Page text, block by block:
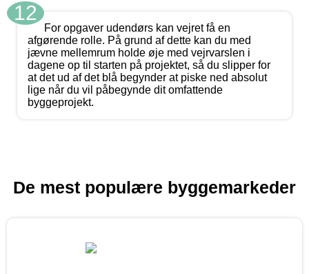
12
For opgaver udendørs kan vejret få en
afgørende rolle. På grund af dette kan du med
jævne mellemrum holde øje med vejrvarslen i
dagene op til starten på projektet, så du slipper for
at det ud af det blå begynder at piske ned absolut
lige når du vil påbegynde dit omfattende
byggeprojekt.
De mest populære byggemarkeder